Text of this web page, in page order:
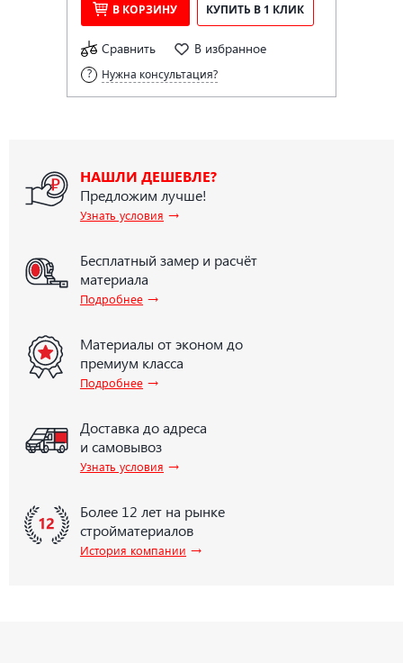
В КОРЗИНУ КУПИТЬ В 1 КЛИК
Сравнить В избранное
Нужна консультация?
НАШЛИ ДЕШЕВЛЕ?
Предложим лучше!
Узнать условия →
Бесплатный замер и расчёт
материала
Подробнее →
Материалы от эконом до
премиум класса
Подробнее →
Доставка до адреса
и самовывоз
Узнать условия →
Более 12 лет на рынке
стройматериалов
История компании →